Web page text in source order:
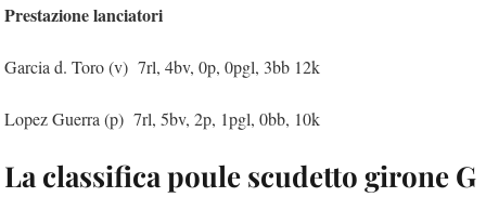
Prestazione lanciatori
Garcia d. Toro (v) 7rl, 4bv, 0p, 0pgl, 3bb 12k
Lopez Guerra (p) 7rl, 5bv, 2p, 1pgl, 0bb, 10k
La classifica poule scudetto girone G